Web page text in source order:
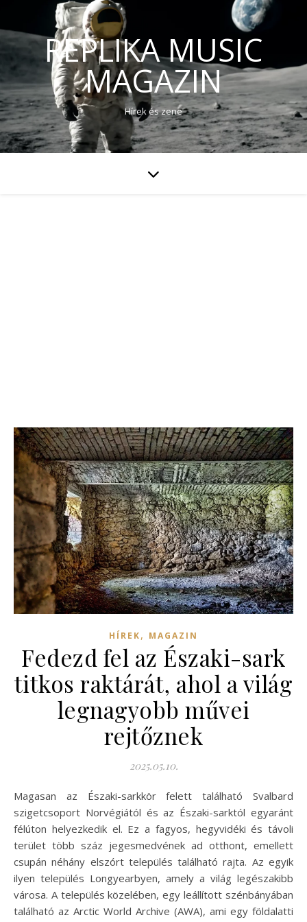
REPLIKA MUSIC
MAGAZIN
Hírek és zene
HÍREK, MAGAZIN
Fedezd fel az Északi-sark
titkos raktárát, ahol a világ
legnagyobb művei
rejtőznek
2025.05.10.
Magasan az Északi-sarkkör felett található Svalbard
szigetcsoport Norvégiától és az Északi-sarktól egyaránt
félúton helyezkedik el. Ez a fagyos, hegyvidéki és távoli
terület több száz jegesmedvének ad otthont, emellett
csupán néhány elszórt település található rajta. Az egyik
ilyen település Longyearbyen, amely a világ legészakibb
városa. A település közelében, egy leállított szénbányában
található az Arctic World Archive (AWA), ami egy földalatti